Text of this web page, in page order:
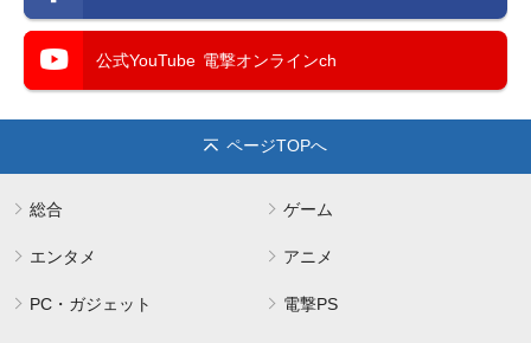
公式YouTube 電撃オンラインch
ページTOPへ
総合 ゲーム
エンタメ アニメ
PC・ガジェット 電撃PS